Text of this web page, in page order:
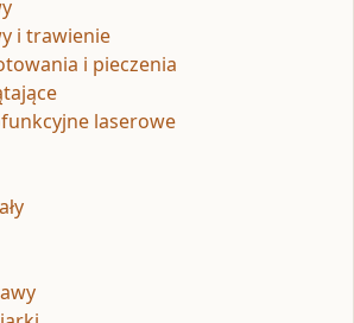
i trawienie
i pieczenia
laserowe